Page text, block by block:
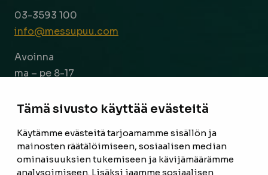
Tämä sivusto käyttää evästeitä
Käytämme evästeitä tarjoamamme sisällön ja
mainosten räätälöimiseen, sosiaalisen median
ominaisuuksien tukemiseen ja kävijämäärämme
analysoimiseen. Lisäksi jaamme sosiaalisen
03-3593 100
info@messupuu.com
Avoinna
ma – pe 8-17
ETUSIVU